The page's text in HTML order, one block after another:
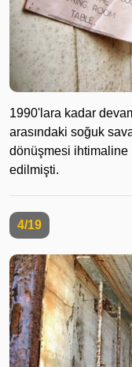
1990'lara kadar
arasındaki soğuk
dönüşmesi ihtimaline
edilmişti.
4/19